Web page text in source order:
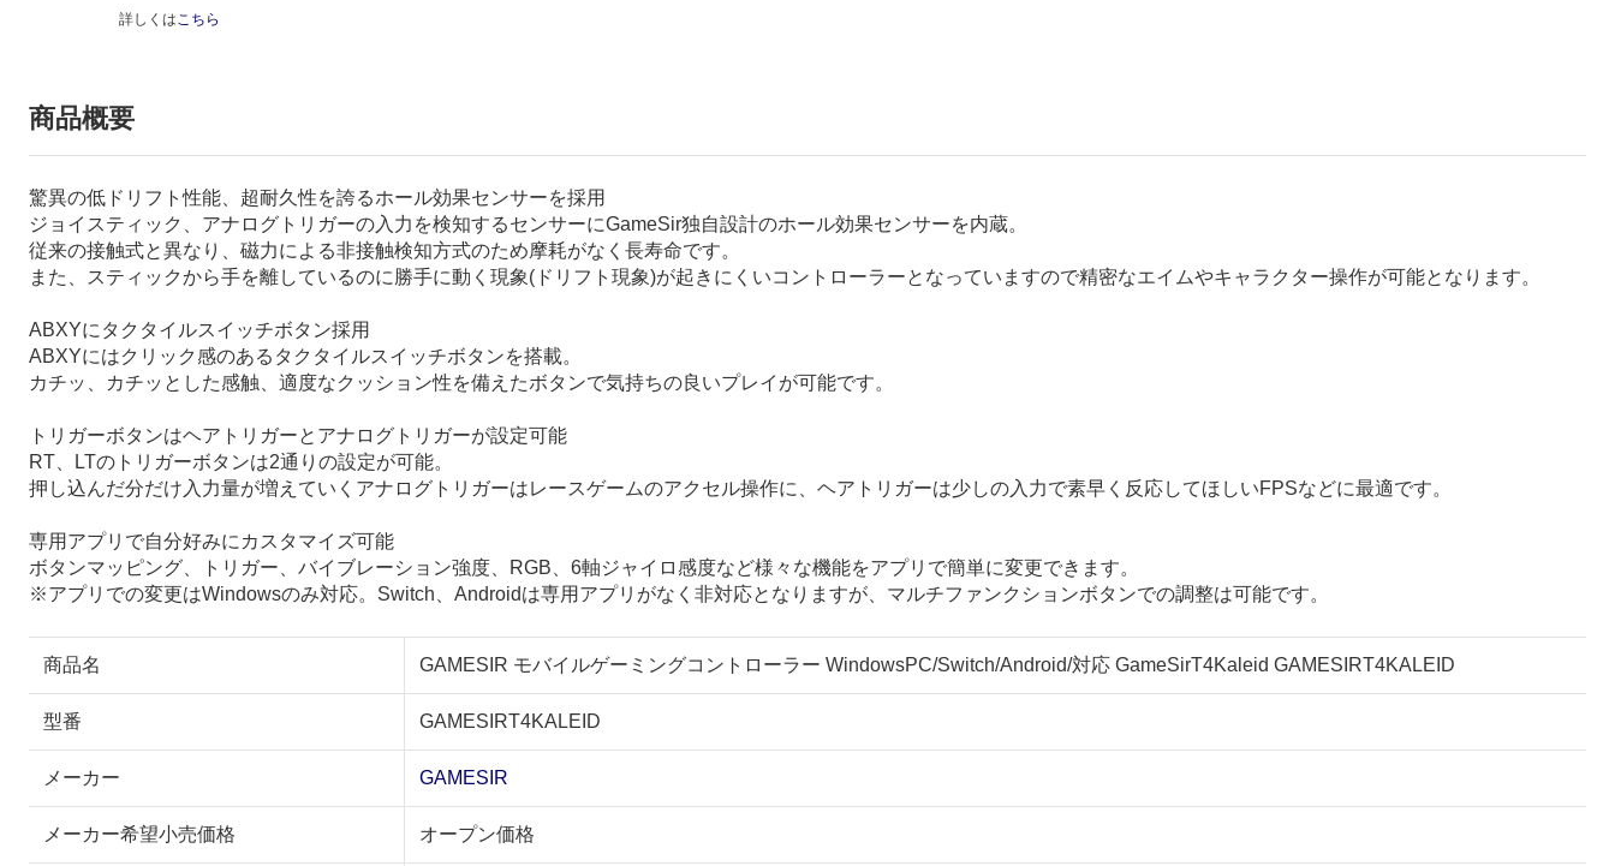
詳しくはこちら
商品概要
驚異の低ドリフト性能、超耐久性を誇るホール効果センサーを採用
ジョイスティック、アナログトリガーの入力を検知するセンサーにGameSir独自設計のホール効果センサーを内蔵。
従来の接触式と異なり、磁力による非接触検知方式のため摩耗がなく長寿命です。
また、スティックから手を離しているのに勝手に動く現象(ドリフト現象)が起きにくいコントローラーとなっていますので精密なエイムやキャラクター操作が可能となります。
ABXYにタクタイルスイッチボタン採用
ABXYにはクリック感のあるタクタイルスイッチボタンを搭載。
カチッ、カチッとした感触、適度なクッション性を備えたボタンで気持ちの良いプレイが可能です。
トリガーボタンはヘアトリガーとアナログトリガーが設定可能
RT、LTのトリガーボタンは2通りの設定が可能。
押し込んだ分だけ入力量が増えていくアナログトリガーはレースゲームのアクセル操作に、ヘアトリガーは少しの入力で素早く反応してほしいFPSなどに最適です。
専用アプリで自分好みにカスタマイズ可能
ボタンマッピング、トリガー、バイブレーション強度、RGB、6軸ジャイロ感度など様々な機能をアプリで簡単に変更できます。
※アプリでの変更はWindowsのみ対応。Switch、Androidは専用アプリがなく非対応となりますが、マルチファンクションボタンでの調整は可能です。
商品名 GAMESIR モバイルゲーミングコントローラー WindowsPC/Switch/Android/対応 GameSirT4Kaleid GAMESIRT4KALEID
型番 GAMESIRT4KALEID
メーカー GAMESIR
メーカー希望小売価格 オープン価格